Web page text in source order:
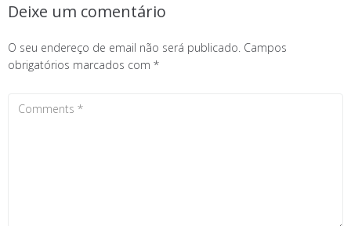
Deixe um comentário
O seu endereço de email não será publicado. Campos
obrigatórios marcados com *